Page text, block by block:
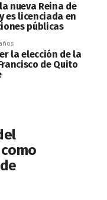
nueva Reina de
es licenciada en
públicas
la elección de la
de Quito